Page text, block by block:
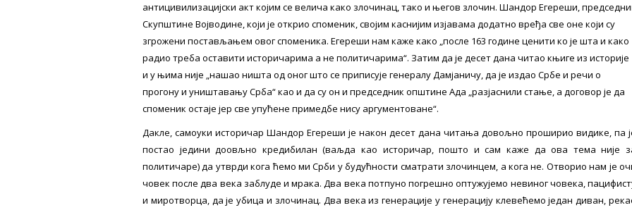
антицивилизацијски акт којим се велича како злочинац, тако и његов злочин. Шандор Егереши,
Скупштине Војводине, који је открио споменик, својим каснијим изјавама додатно вређа све оне који су
згрожени постављањем овог споменика. Егереши нам каже како „после 163 године ценити ко је шта и како
радио треба оставити историчарима а не политичарима“. Затим да је десет дана читао књиге из историје
и у њима није „нашао ништа од оног што се приписује генералу Дамјаничу, да је издао Србе и речи о
прогону и уништавању Срба“ као и да су он и председник општине Ада „разјаснили стање, а договор је да
споменик остаје јер све упућене примедбе нису аргументоване“.
Дакле, самоуки историчар Шандор Егереши је након десет дана читања довољно проширио видике, па
постао једини доовљно кредибилан (ваљда као историчар, пошто и сам каже да ова тема није
политичаре) да утврди кога ћемо ми Срби у будућности сматрати злочинцем, а кога не. Отворио нам је
човек после два века заблуде и мрака. Два века потпуно погрешно оптужујемо невиног човека,
и миротворца, да је убица и злочинац. Два века из генерације у генерацију клевећемо један диван,